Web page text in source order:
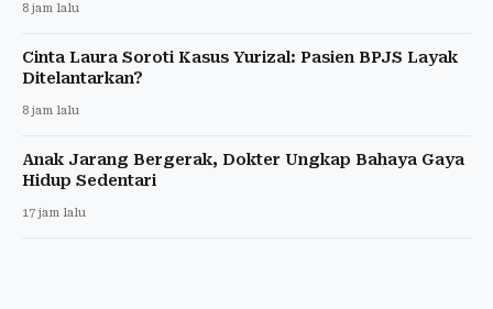
8 jam lalu
Cinta Laura Soroti Kasus Yurizal: Pasien BPJS Layak
Ditelantarkan?
8 jam lalu
Anak Jarang Bergerak, Dokter Ungkap Bahaya Gaya
Hidup Sedentari
17 jam lalu